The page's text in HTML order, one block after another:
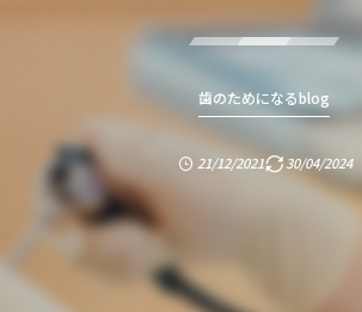
歯のためになるblog
21/12/2021 30/04/2024